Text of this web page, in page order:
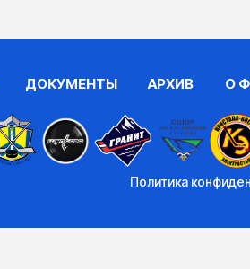
ДОКУМЕНТЫ АРХИВ О
Политика